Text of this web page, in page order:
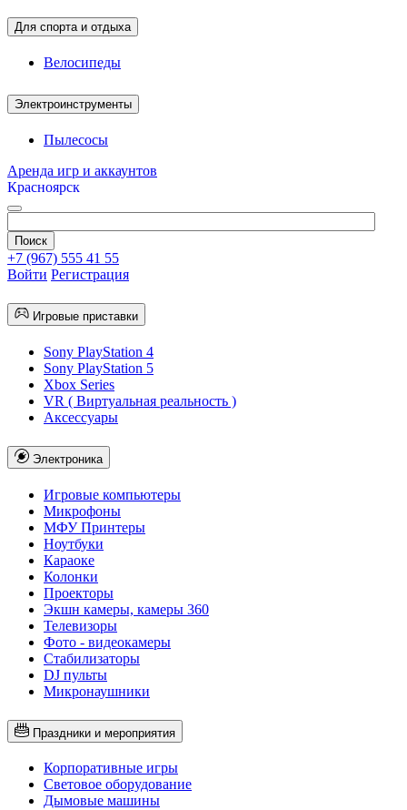
Для спорта и отдыха
Велосипеды
Электроинструменты
Пылесосы
Аренда игр и аккаунтов
Красноярск
+7 (967) 555 41 55
Войти Регистрация
Игровые приставки
Sony PlayStation 4
Sony PlayStation 5
Xbox Series
VR ( Виртуальная реальность )
Аксессуары
Электроника
Игровые компьютеры
Микрофоны
МФУ Принтеры
Ноутбуки
Караоке
Колонки
Проекторы
Экшн камеры, камеры 360
Телевизоры
Фото - видеокамеры
Стабилизаторы
DJ пульты
Микронаушники
Праздники и мероприятия
Корпоративные игры
Световое оборудование
Дымовые машины